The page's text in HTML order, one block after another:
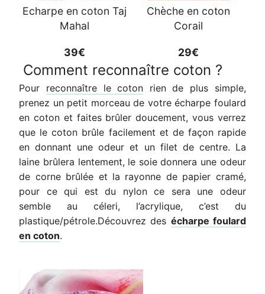
Echarpe en coton Taj
Mahal
39€
Chèche en coton
Corail
29€
Comment reconnaître coton ?
Pour reconnaître le coton rien de plus simple,
prenez un petit morceau de votre écharpe foulard
en coton et faites brûler doucement, vous verrez
que le coton brûle facilement et de façon rapide
en donnant une odeur et un filet de centre. La
laine brûlera lentement, le soie donnera une odeur
de corne brûlée et la rayonne de papier cramé,
pour ce qui est du nylon ce sera une odeur
semble au céleri, l’acrylique, c’est du
plastique/pétrole.Découvrez des écharpe foulard
en coton.